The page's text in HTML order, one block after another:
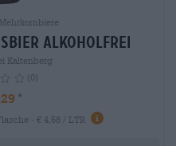
alkoholfrei
Kaltenberg
(0)
- € 4,58 / LTR info